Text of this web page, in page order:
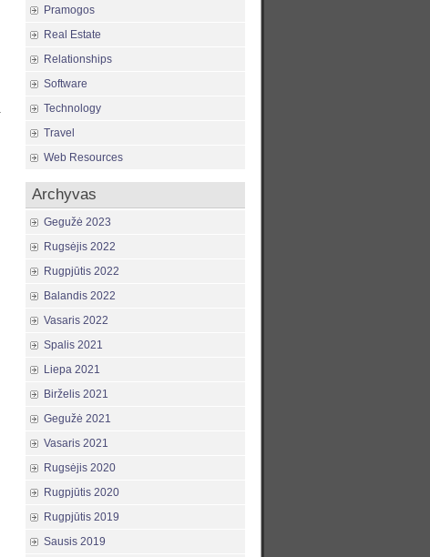
Pramogos
Real Estate
Relationships
Software
Technology
Travel
Web Resources
Archyvas
Gegužė 2023
Rugsėjis 2022
Rugpjūtis 2022
Balandis 2022
Vasaris 2022
Spalis 2021
Liepa 2021
Birželis 2021
Gegužė 2021
Vasaris 2021
Rugsėjis 2020
Rugpjūtis 2020
Rugpjūtis 2019
Sausis 2019